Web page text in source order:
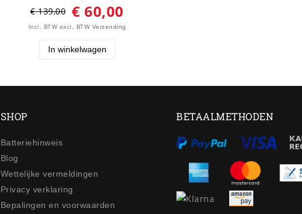
€ 139,00 € 60,00
Incl. BTW excl. BTW Verzending
In winkelwagen
SHOP
Batteriehinweis
Blog
Wettelijke vermeldingen
Privacy verklaring
Bepalingen en voorwaarden
BETAALMETHODEN